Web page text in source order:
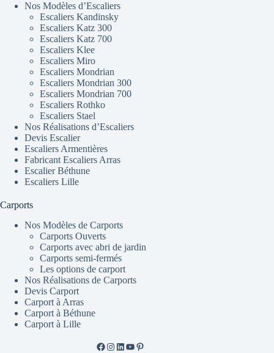
Nos Modèles d’Escaliers
Escaliers Kandinsky
Escaliers Katz 300
Escaliers Katz 700
Escaliers Klee
Escaliers Miro
Escaliers Mondrian
Escaliers Mondrian 300
Escaliers Mondrian 700
Escaliers Rothko
Escaliers Stael
Nos Réalisations d’Escaliers
Devis Escalier
Escaliers Armentières
Fabricant Escaliers Arras
Escalier Béthune
Escaliers Lille
Carports
Nos Modèles de Carports
Carports Ouverts
Carports avec abri de jardin
Carports semi-fermés
Les options de carport
Nos Réalisations de Carports
Devis Carport
Carport à Arras
Carport à Béthune
Carport à Lille
Facebook de ML Fusion
Instgram
LinkedIn
YouTube
Pinterest